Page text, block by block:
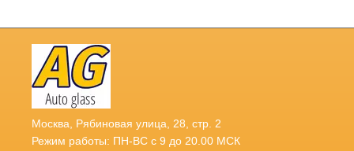
Москва
Рябиновая улица, 28, стр. 2
Режим работы: ПН-ВС с 9 до 20.00 МСК